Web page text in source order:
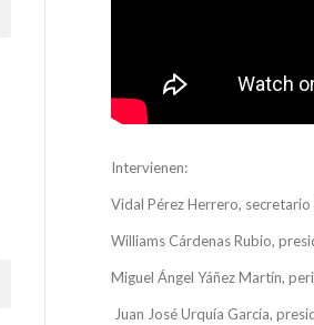
Intervienen:
Vidal Pérez Herrero, secretario
Williams Cárdenas Rubio,
Miguel Ángel Yáñez Martín,
Juan José Urquía García,